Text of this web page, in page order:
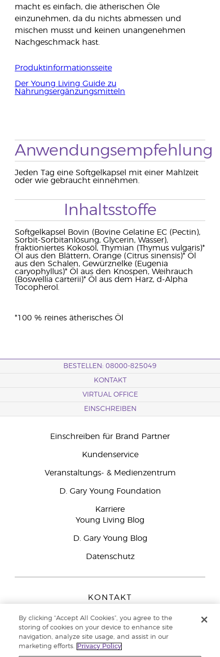
macht es einfach, die ätherischen Öle
einzunehmen, da du nichts abmessen und
mischen musst und keinen unangenehmen
Nachgeschmack hast.
Produktinformationsseite
Der Young Living Guide zu
Nahrungsergänzungsmitteln
Anwendungsempfehlung
Jeden Tag eine Softgelkapsel mit einer Mahlzeit
oder wie gebraucht einnehmen.
Inhaltsstoffe
Softgelkapsel Bovin (Bovine Gelatine EC (Pectin),
Sorbit-Sorbitanlösung, Glycerin, Wasser),
fraktioniertes Kokosöl, Thymian (Thymus vulgaris)*
Öl aus den Blättern, Orange (Citrus sinensis)* Öl
aus den Schalen, Gewürznelke (Eugenia
caryophyllus)* Öl aus den Knospen, Weihrauch
(Boswellia carterii)* Öl aus dem Harz, d-Alpha
Tocopherol.
*100 % reines ätherisches Öl
BESTELLEN: 08000-825049
KONTAKT
VIRTUAL OFFICE
EINSCHREIBEN
Einschreiben für Brand Partner
Kundenservice
Veranstaltungs- & Medienzentrum
D. Gary Young Foundation
Karriere
Young Living Blog
D. Gary Young Blog
Datenschutz
KONTAKT
Peizerweg 97
9727 AJ Groningen
Netherlands
By clicking “Accept All Cookies”, you agree to the
storing of cookies on your device to enhance site
navigation, analyze site usage, and assist in our
marketing efforts.
Privacy Policy